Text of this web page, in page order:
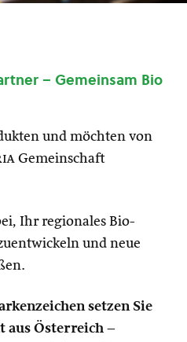
– Gemeinsam Bio
und möchten von
Gemeinschaft
Ihr regionales Bio-
und neue
setzen Sie
aus Österreich –